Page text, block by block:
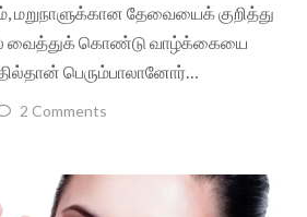
மறுநாளுக்கான தேவையைக் குறித்து
வைத்துக் கொண்டு வாழ்க்கையை
பெரும்பாலானோர்…
2 Comments